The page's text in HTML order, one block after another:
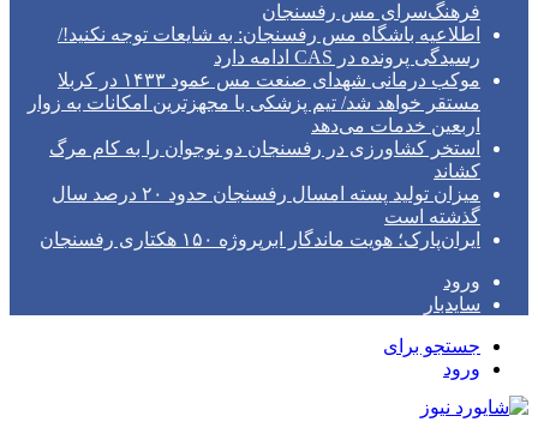
فرهنگ‌سرای مس رفسنجان
اطلاعیه باشگاه مس رفسنجان: به شایعات توجه نکنید!/
رسیدگی پرونده در CAS ادامه دارد
موکب درمانی شهدای صنعت مس عمود ۱۴۳۳ در کربلا
مستقر خواهد شد/ تیم پزشکی با مجهزترین امکانات به زوار
اربعین خدمات می‌دهد
استخر کشاورزی در رفسنجان دو نوجوان را به کام مرگ
کشاند
میزان تولید پسته امسال رفسنجان حدود ۲۰ درصد سال
گذشته است
ایران‌پارک؛ هویت ماندگار ابرپروژه ۱۵۰ هکتاری رفسنجان
ورود
سایدبار
جستجو برای
ورود